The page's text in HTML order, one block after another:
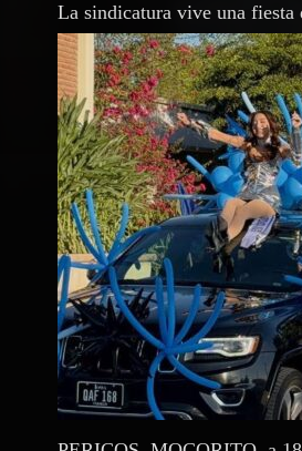
La sindicatura vive una fiesta